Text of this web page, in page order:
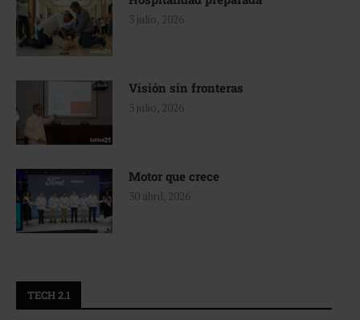
3 julio, 2026
Visión sin fronteras
3 julio, 2026
Motor que crece
30 abril, 2026
TECH 2.1